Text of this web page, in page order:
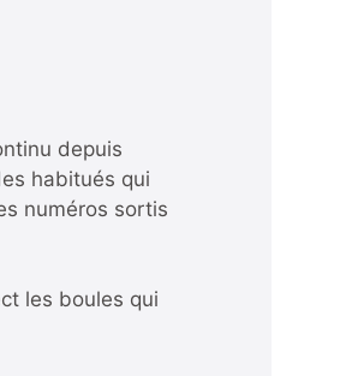
depuis
habitués qui
numéros sortis
les boules qui